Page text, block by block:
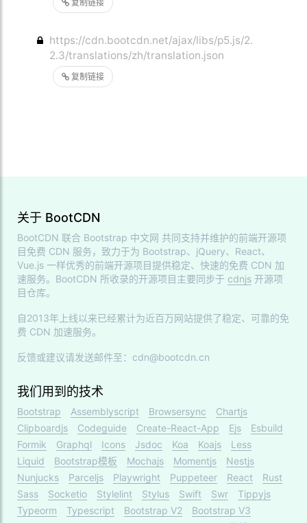
复制链接
复制链接
https://cdn.bootcdn.net/ajax/libs/p5.js/2.
2.3/translations/zh/translation.json
关于 BootCDN
BootCDN 联合 Bootstrap 中文网 共同支持并维护的前端开源项
目免费 CDN 服务，致力于为 Bootstrap、jQuery、React、
Vue.js 一样优秀的前端开源项目提供稳定、快速的免费 CDN 加
速服务。BootCDN 所收录的开源项目主要同步于 cdnjs 开源项
目仓库。
自2013年上线以来已经累计为近百万网站提供了稳定、可靠的免
费 CDN 加速服务。
反馈或建议请发送邮件至：cdn@bootcdn.cn
我们用到的技术
Bootstrap Assemblyscript Browsersync
Chartjs
Clipboardjs
Codeguide Create-React-App Ejs
Esbuild
Formik
Graphql Icons Jsdoc Koa Koajs
Less
Liquid
Bootstrap模板 Mochajs Momentjs
Nestjs
Nunjucks
Parceljs Playwright Puppeteer React
Rust
Sass
Socketio Stylelint Stylus Swift Swr
Tippyjs
Typeorm
Typescript Bootstrap V2
Bootstrap V3